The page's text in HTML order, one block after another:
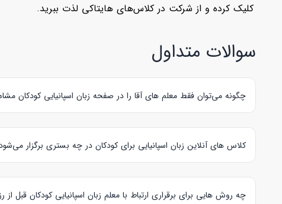
کلیک کرده و از شرکت در کلاس‌های هایتاکی لذت ببرید.
سوالات متداول
چگونه می‌توان فقط معلم های آقا را در صفحه زبان اسپانیایی کودکان
بعد از وارد شدن به صفحه تدریس خصوصی زبان اسپانیایی کودکان، از
کلاس های آنلاین زبان اسپانیایی برای کودکان در چه بستری برگزار
هایتاکیبستر “اسکای‌روم” را برای کلاس های خصوصی زبان اسپانیایی
چه روش هایی برای برقراری ارتباط با معلم زبان اسپانیایی کودکان قبل